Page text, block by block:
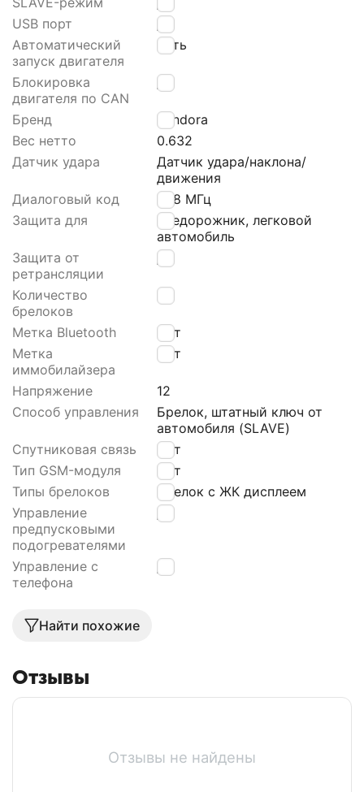
USB порт
Да
Автоматический
запуск двигателя
Есть
Блокировка
двигателя по CAN
Да
Бренд
Pandora
Вес нетто
0.632
Датчик удара
Датчик удара/наклона/
движения
Диалоговый код
868 МГц
Защита для
Внедорожник, легковой
автомобиль
Защита от
ретрансляции
Да
Количество
брелоков
1
Метка Bluetooth
Нет
Метка
иммобилайзера
Нет
Напряжение
12
Способ управления
Брелок, штатный ключ от
автомобиля (SLAVE)
Спутниковая связь
Нет
Тип GSM-модуля
Нет
Типы брелоков
Брелок с ЖК дисплеем
Управление
предпусковыми
подогревателями
Да
Управление с
телефона
Да
Найти похожие
Отзывы
Отзывы не найдены